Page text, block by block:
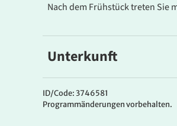
Nach dem Frühstück treten Sie
Unterkunft
Ihr Hotel
Das3* Zatisi Hotel
traumhafter Allein-Lage mit
ID/Code: 3746581
Programmänderungen vorbehalten.